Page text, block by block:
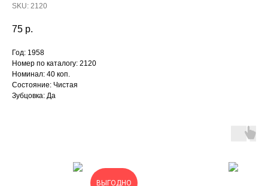
SKU: 2120
75 р.
Год: 1958
Номер по каталогу: 2120
Номинал: 40 коп.
Состояние: Чистая
Зубцовка: Да
ВЫГОДНО